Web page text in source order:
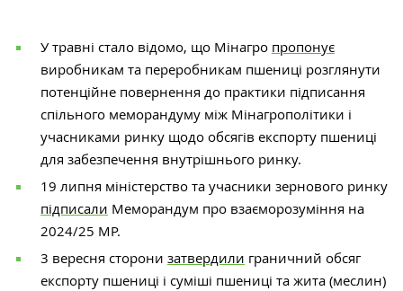
У травні стало відомо, що Мінагро пропонує
виробникам та переробникам пшениці розглянути
потенційне повернення до практики підписання
спільного меморандуму між Мінагрополітики і
учасниками ринку щодо обсягів експорту пшениці
для забезпечення внутрішнього ринку.
19 липня міністерство та учасники зернового ринку
підписали Меморандум про взаєморозуміння на
2024/25 МР.
3 вересня сторони затвердили граничний обсяг
експорту пшениці і суміші пшениці та жита (меслин)